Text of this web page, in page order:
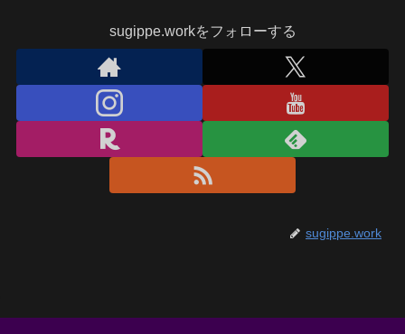
sugippe.workをフォローする
sugippe.work